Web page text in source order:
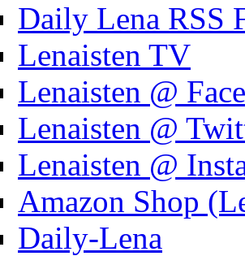
Daily Lena RSS
Lenaisten TV
Lenaisten @
Lenaisten @
Lenaisten @
Amazon Shop
Daily-Lena